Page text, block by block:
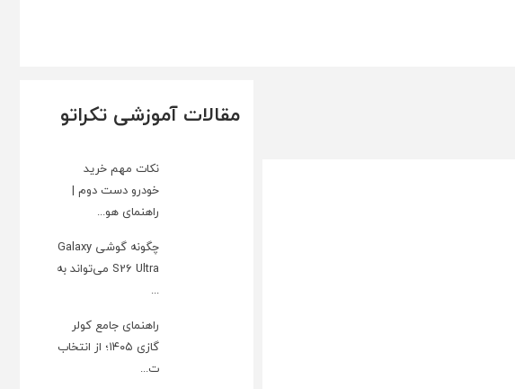
مقالات آموزشی تکراتو
نکات مهم خرید
خودرو دست دوم |
راهنمای هو...
چگونه گوشی Galaxy
S26 Ultra می‌تواند به
...
راهنمای جامع کولر
گازی ۱۴۰۵؛ از انتخاب
ت...